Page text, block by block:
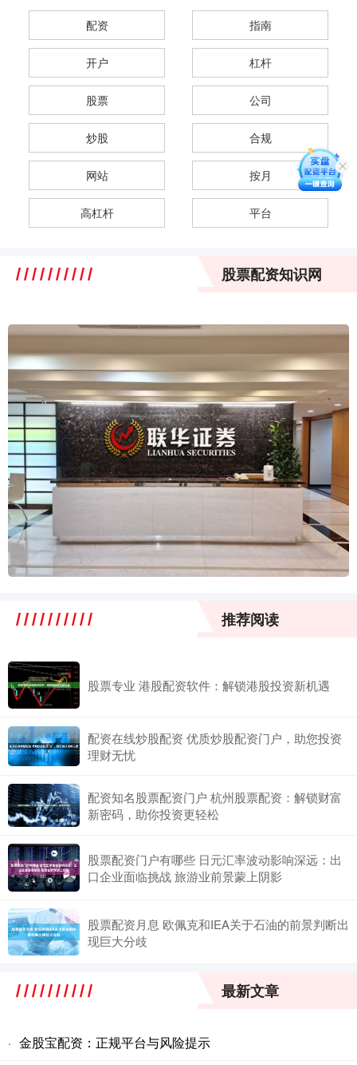
配资 指南
开户 杠杆
股票 公司
炒股 合规
网站 按月
高杠杆 平台
股票配资知识网
推荐阅读
股票专业 港股配资软件：解锁港股投资新机遇
配资在线炒股配资 优质炒股配资门户，助您投资
理财无忧
配资知名股票配资门户 杭州股票配资：解锁财富
新密码，助你投资更轻松
股票配资门户有哪些 日元汇率波动影响深远：出
口企业面临挑战 旅游业前景蒙上阴影
股票配资月息 欧佩克和IEA关于石油的前景判断出
现巨大分歧
最新文章
· 金股宝配资：正规平台与风险提示